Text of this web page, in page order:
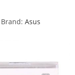
Brand: Asus